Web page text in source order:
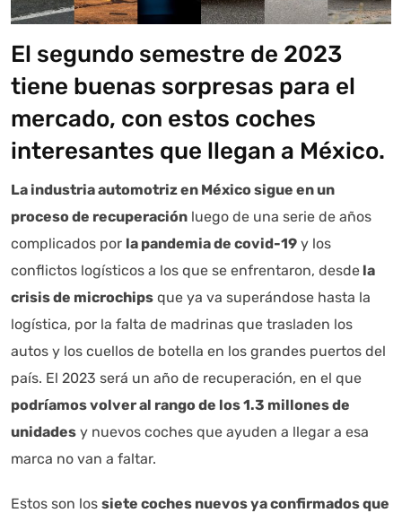
El segundo semestre de 2023
tiene buenas sorpresas para el
mercado, con estos coches
interesantes que llegan a México.
La industria automotriz en México sigue en un
proceso de recuperación luego de una serie de años
complicados por la pandemia de covid-19 y los
conflictos logísticos a los que se enfrentaron, desde la
crisis de microchips que ya va superándose hasta la
logística, por la falta de madrinas que trasladen los
autos y los cuellos de botella en los grandes puertos del
país. El 2023 será un año de recuperación, en el que
podríamos volver al rango de los 1.3 millones de
unidades y nuevos coches que ayuden a llegar a esa
marca no van a faltar.
Estos son los siete coches nuevos ya confirmados que